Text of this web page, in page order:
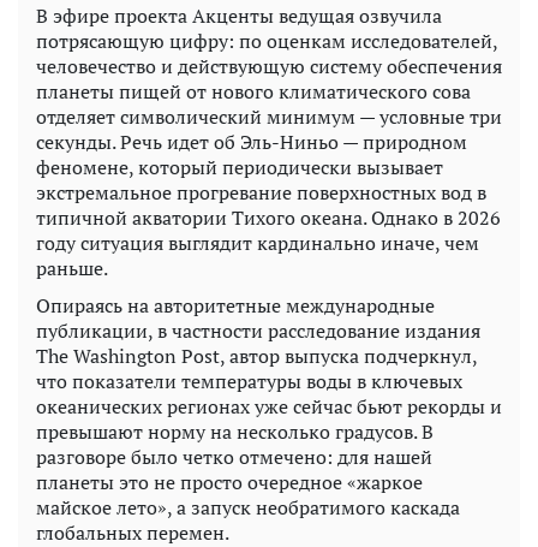
В эфире проекта Акценты ведущая озвучила
потрясающую цифру: по оценкам исследователей,
человечество и действующую систему обеспечения
планеты пищей от нового климатического сова
отделяет символический минимум — условные три
секунды. Речь идет об Эль-Ниньо — природном
феномене, который периодически вызывает
экстремальное прогревание поверхностных вод в
типичной акватории Тихого океана. Однако в 2026
году ситуация выглядит кардинально иначе, чем
раньше.
Опираясь на авторитетные международные
публикации, в частности расследование издания
The Washington Post, автор выпуска подчеркнул,
что показатели температуры воды в ключевых
океанических регионах уже сейчас бьют рекорды и
превышают норму на несколько градусов. В
разговоре было четко отмечено: для нашей
планеты это не просто очередное «жаркое
майское лето», а запуск необратимого каскада
глобальных перемен.